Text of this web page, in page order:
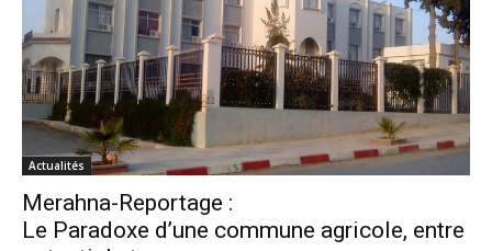
Actualités
Merahna-Reportage :
Le Paradoxe d’une commune agricole, entre